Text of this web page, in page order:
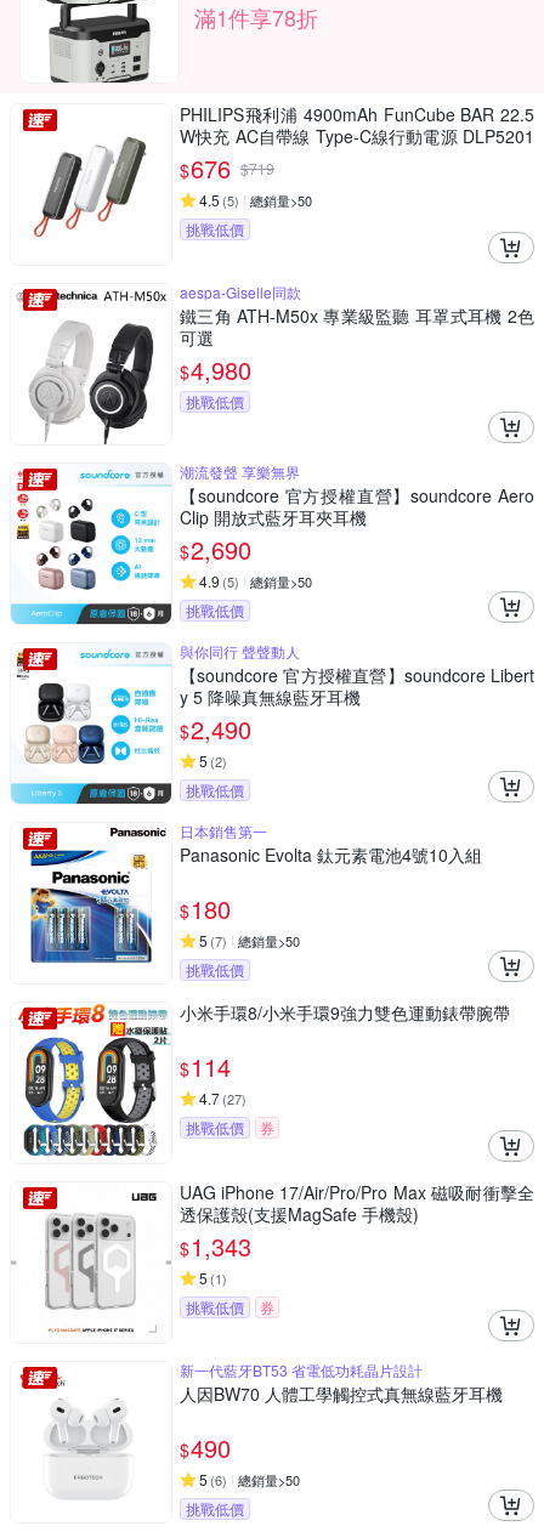
滿1件享78折
PHILIPS飛利浦 4900mAh FunCube BAR 22.5
W快充 AC自帶線 Type-C線行動電源 DLP5201
C 17.88Wh_具Wh標示
$676 $719
4.5 (5) 總銷量>50
挑戰低價
aespa-Giselle同款
鐵三角 ATH-M50x 專業級監聽 耳罩式耳機 2色
可選
$4,980
挑戰低價
潮流發聲 享樂無界
【soundcore 官方授權直營】soundcore Aero
Clip 開放式藍牙耳夾耳機
$2,690
4.9 (5) 總銷量>50
挑戰低價
與你同行 聲聲動人
【soundcore 官方授權直營】soundcore Libert
y 5 降噪真無線藍牙耳機
$2,490
5 (2)
挑戰低價
日本銷售第一
Panasonic Evolta 鈦元素電池4號10入組
$180
5 (7) 總銷量>50
挑戰低價
小米手環8/小米手環9強力雙色運動錶帶腕帶
$114
4.7(27)
挑戰低價 券
UAG iPhone 17/Air/Pro/Pro Max 磁吸耐衝擊全
透保護殼(支援MagSafe 手機殼)
$1,343
5 (1)
挑戰低價 券
新一代藍牙BT53 省電低功耗晶片設計
人因BW70 人體工學觸控式真無線藍牙耳機
$490
5 (6) 總銷量>50
挑戰低價